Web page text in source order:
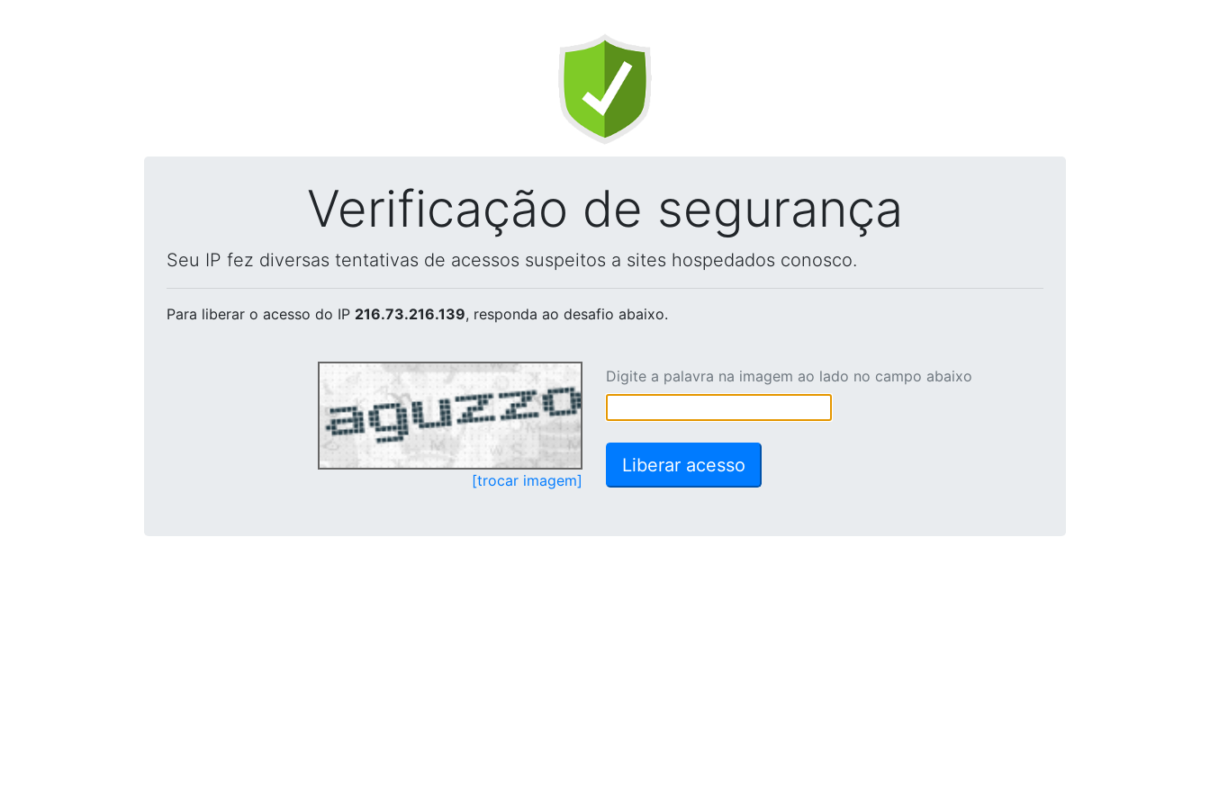
Verificação de segurança
Seu IP fez diversas tentativas de acessos suspeitos a sites hospedados conosco.
Para liberar o acesso do IP 216.73.216.139, responda ao desafio abaixo.
[trocar imagem]
Digite a palavra na imagem ao lado no campo abaixo